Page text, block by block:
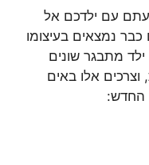
עם ילדכם אל
כבר נמצאים בעיצומו
מתבגר שונים
וצרכים אלו באים
החדש: